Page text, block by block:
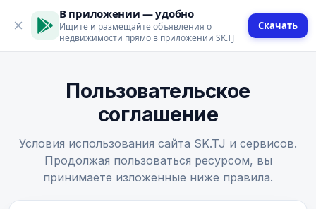
В приложении — удобно
Ищите и размещайте объявления о
недвижимости прямо в приложении SK.TJ
Скачать
Пользовательское
соглашение
Условия использования сайта SK.TJ и сервисов.
Продолжая пользоваться ресурсом, вы
принимаете изложенные ниже правила.